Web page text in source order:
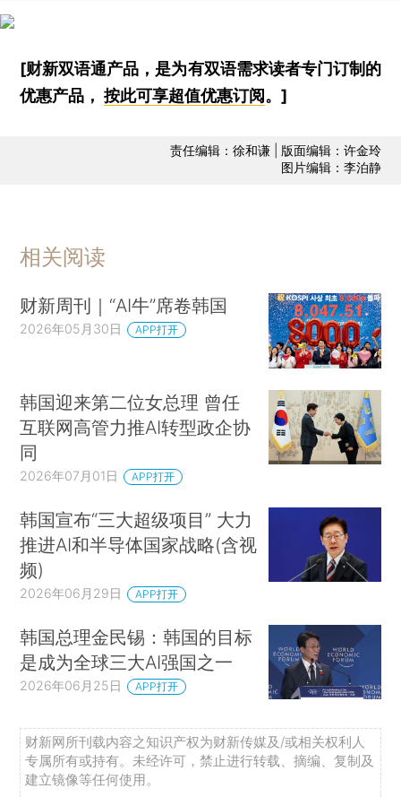
[财新双语通产品，是为有双语需求读者专门订制的
优惠产品，按此可享超值优惠订阅。]
责任编辑：徐和谦 | 版面编辑：许金玲
图片编辑：李泊静
相关阅读
财新周刊｜“AI牛”席卷韩国
2026年05月30日 APP打开
韩国迎来第二位女总理 曾任
互联网高管力推AI转型政企协
同
2026年07月01日 APP打开
韩国宣布“三大超级项目” 大力
推进AI和半导体国家战略(含视
频)
2026年06月29日 APP打开
韩国总理金民锡：韩国的目标
是成为全球三大AI强国之一
2026年06月25日 APP打开
财新网所刊载内容之知识产权为财新传媒及/或相关权利人
专属所有或持有。未经许可，禁止进行转载、摘编、复制及
建立镜像等任何使用。